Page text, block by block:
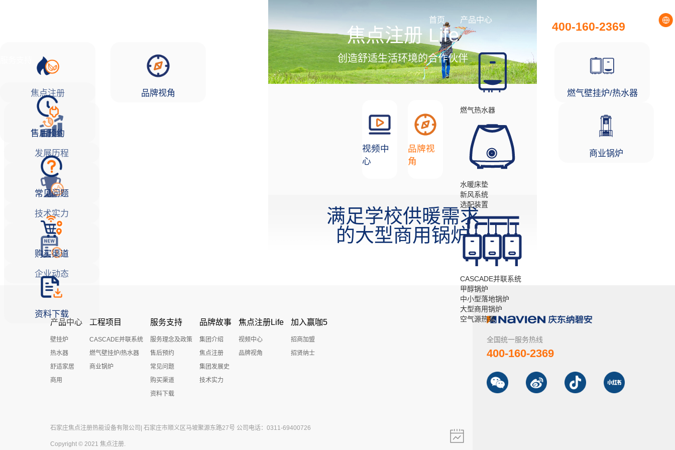
首页 产品中心
燃气热水器
水暖床垫
新风系统
选配装置
CASCADE并联系统
甲醇锅炉
中小型落地锅炉
大型商用锅炉
空气源热泵
燃气壁挂炉/热水器
商业锅炉
售后预约
常见问题
购买渠道
资料下载
焦点注册
发展历程
技术实力
企业动态
品牌视角
400-160-2369
焦点注册 Life
创造舒适生活环境的合作伙伴
视频中
心
品牌视
角
满足学校供暖需求
的大型商用锅炉
产品中心
壁挂炉
热水器
舒适家居
商用
工程项目
CASCADE并联系统
燃气壁挂炉/热水器
商业锅炉
服务支持
服务理念及政策
售后预约
常见问题
购买渠道
资料下载
品牌故事
集团介绍
焦点注册
集团发展史
技术实力
焦点注册Life
视频中心
品牌视角
加入赢咖5
招商加盟
招贤纳士
石家庄焦点注册热能设备有限公司| 石家庄市顺义区马坡聚源东路27号 公司电话：0311-69400726
Copyright © 2021 焦点注册.
全国统一服务热线
400-160-2369